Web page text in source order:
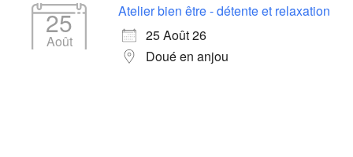
25
Août
Atelier bien être - détente et relaxation
25 Août 26
Doué en anjou